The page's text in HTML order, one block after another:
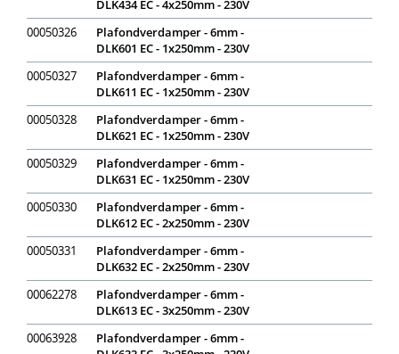
DLK434 EC - 4x250mm - 230V
00050326
Plafondverdamper - 6mm -
DLK601 EC - 1x250mm - 230V
00050327
Plafondverdamper - 6mm -
DLK611 EC - 1x250mm - 230V
00050328
Plafondverdamper - 6mm -
DLK621 EC - 1x250mm - 230V
00050329
Plafondverdamper - 6mm -
DLK631 EC - 1x250mm - 230V
00050330
Plafondverdamper - 6mm -
DLK612 EC - 2x250mm - 230V
00050331
Plafondverdamper - 6mm -
DLK632 EC - 2x250mm - 230V
00062278
Plafondverdamper - 6mm -
DLK613 EC - 3x250mm - 230V
00063928
Plafondverdamper - 6mm -